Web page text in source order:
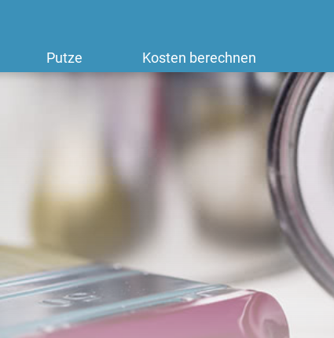
Putze Kosten berechnen